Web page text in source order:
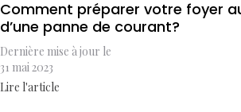
Comment préparer votre foyer
d’une panne de courant?
Dernière mise à jour le
31 mai 2023
Lire l'article